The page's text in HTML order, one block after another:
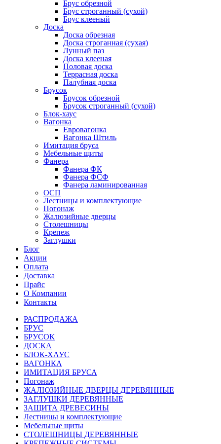
Брус обрезной
Брус строганный (сухой)
Брус клееный
Доска
Доска обрезная
Доска строганная (сухая)
Лунный паз
Доска клееная
Половая доска
Террасная доска
Палубная доска
Брусок
Брусок обрезной
Брусок строганный (сухой)
Блок-хаус
Вагонка
Евровагонка
Вагонка Штиль
Имитация бруса
Мебельные щиты
Фанера
Фанера ФК
Фанера ФСФ
Фанера ламинированная
ОСП
Лестницы и комплектующие
Погонаж
Жалюзийные дверцы
Столешницы
Крепеж
Заглушки
Блог
Акции
Оплата
Доставка
Прайс
О Компании
Контакты
РАСПРОДАЖА
БРУС
БРУСОК
ДОСКА
БЛОК-ХАУС
ВАГОНКА
ИМИТАЦИЯ БРУСА
Погонаж
ЖАЛЮЗИЙНЫЕ ДВЕРЦЫ ДЕРЕВЯННЫЕ
ЗАГЛУШКИ ДЕРЕВЯННЫЕ
ЗАЩИТА ДРЕВЕСИНЫ
Лестницы и комплектующие
Мебельные щиты
СТОЛЕШНИЦЫ ДЕРЕВЯННЫЕ